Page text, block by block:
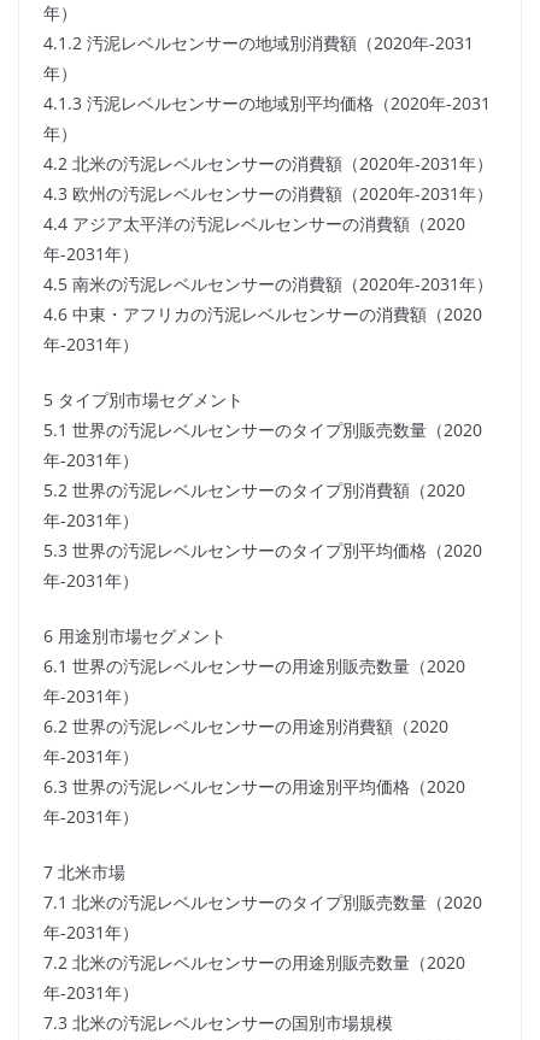
年）
4.1.2 汚泥レベルセンサーの地域別消費額（2020年-2031
年）
4.1.3 汚泥レベルセンサーの地域別平均価格（2020年-2031
年）
4.2 北米の汚泥レベルセンサーの消費額（2020年-2031年）
4.3 欧州の汚泥レベルセンサーの消費額（2020年-2031年）
4.4 アジア太平洋の汚泥レベルセンサーの消費額（2020
年-2031年）
4.5 南米の汚泥レベルセンサーの消費額（2020年-2031年）
4.6 中東・アフリカの汚泥レベルセンサーの消費額（2020
年-2031年）
5 タイプ別市場セグメント
5.1 世界の汚泥レベルセンサーのタイプ別販売数量（2020
年-2031年）
5.2 世界の汚泥レベルセンサーのタイプ別消費額（2020
年-2031年）
5.3 世界の汚泥レベルセンサーのタイプ別平均価格（2020
年-2031年）
6 用途別市場セグメント
6.1 世界の汚泥レベルセンサーの用途別販売数量（2020
年-2031年）
6.2 世界の汚泥レベルセンサーの用途別消費額（2020
年-2031年）
6.3 世界の汚泥レベルセンサーの用途別平均価格（2020
年-2031年）
7 北米市場
7.1 北米の汚泥レベルセンサーのタイプ別販売数量（2020
年-2031年）
7.2 北米の汚泥レベルセンサーの用途別販売数量（2020
年-2031年）
7.3 北米の汚泥レベルセンサーの国別市場規模